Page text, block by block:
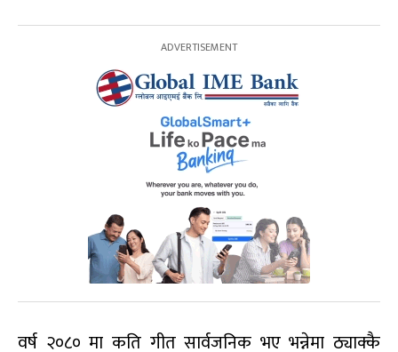
वर्ष २०८० मा कति गीत सार्वजनिक भए भन्नेमा ठ्याक्कै